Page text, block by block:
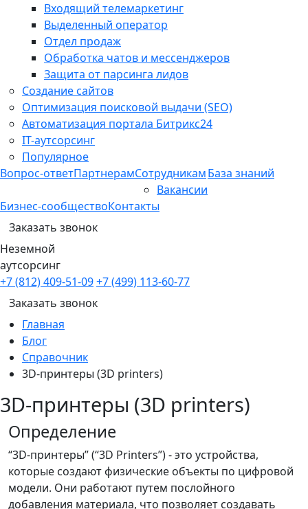
Входящий телемаркетинг
Выделенный оператор
Отдел продаж
Обработка чатов и мессенджеров
Защита от парсинга лидов
Создание сайтов
Оптимизация поисковой выдачи (SEO)
Автоматизация портала Битрикс24
IT-аутсорсинг
Популярное
Вопрос-ответПартнерамСотрудникам
Вакансии
База знаний
Бизнес-сообществоКонтакты
Заказать звонок
Неземной
аутсорсинг
+7 (812) 409-51-09+7 (499) 113-60-77
Заказать звонок
Главная
Блог
Справочник
3D-принтеры (3D printers)
3D-принтеры (3D printers)
Определение
“3D-принтеры” (“3D Printers”) - это устройства,
которые создают физические объекты по цифровой
модели. Они работают путем послойного
добавления материала, что позволяет создавать